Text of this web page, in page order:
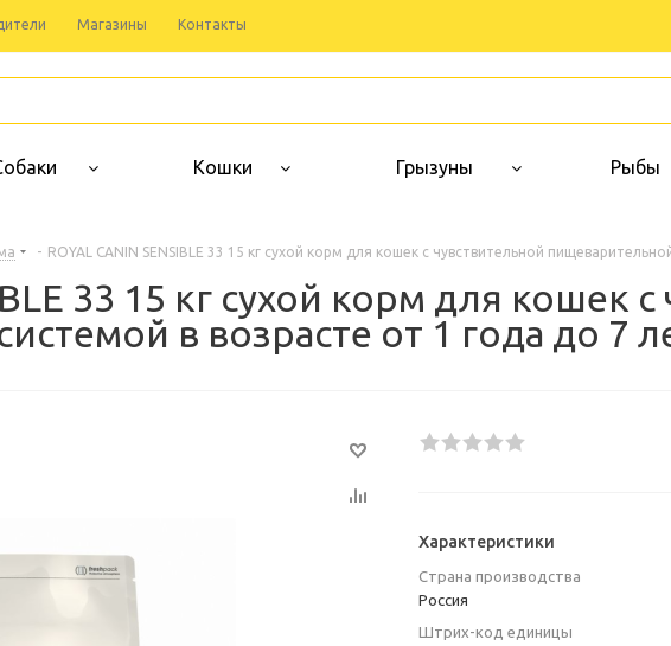
Магазины Контакты
Кошки Грызуны Рыбы
- ROYAL CANIN SENSIBLE 33 15 кг сухой корм для кошек с чувствительной
33 15 кг сухой корм для кошек
в возрасте от 1 года до 7
Характеристики
Страна производства
Poccия
Штрих-код единицы